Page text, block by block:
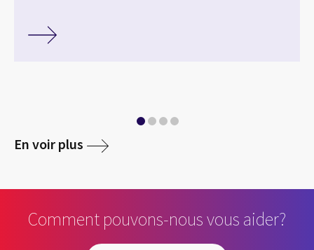
En voir plus
Comment pouvons-nous vous aider?